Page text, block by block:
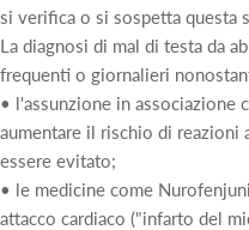
si verifica o si sospetta questa
La diagnosi di mal di testa da
frequenti o giornalieri
• l'assunzione in associazione
aumentare il rischio di reazioni
essere evitato;
• le medicine come
attacco cardiaco ("infarto del